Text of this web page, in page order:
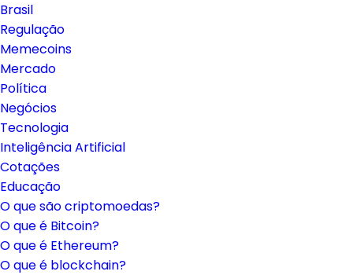
Brasil
Regulação
Memecoins
Mercado
Política
Negócios
Tecnologia
Inteligência Artificial
Cotações
Educação
O que são criptomoedas?
O que é Bitcoin?
O que é Ethereum?
O que é blockchain?